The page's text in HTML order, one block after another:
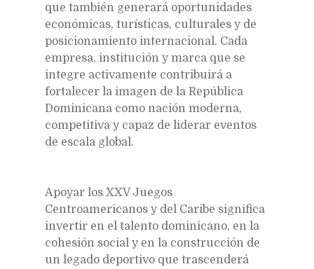
que también generará oportunidades
económicas, turísticas, culturales y de
posicionamiento internacional. Cada
empresa, institución y marca que se
integre activamente contribuirá a
fortalecer la imagen de la República
Dominicana como nación moderna,
competitiva y capaz de liderar eventos
de escala global.
Apoyar los XXV Juegos
Centroamericanos y del Caribe significa
invertir en el talento dominicano, en la
cohesión social y en la construcción de
un legado deportivo que trascenderá